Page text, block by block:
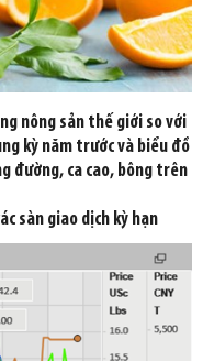
nông sản thế giới so với
kỳ năm trước và biểu đồ
đường, ca cao, bông trên
sàn giao dịch kỳ hạn